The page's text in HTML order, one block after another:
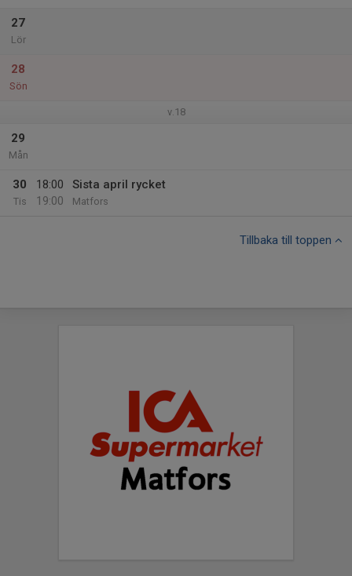
27
Lör
28
Sön
v.18
29
Mån
30
Tis
18:00
19:00
Sista april rycket
Matfors
Tillbaka till toppen